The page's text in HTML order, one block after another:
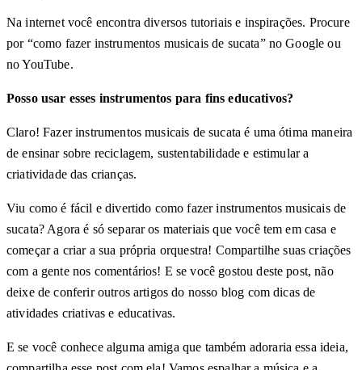
Na internet você encontra diversos tutoriais e inspirações. Procure
por “como fazer instrumentos musicais de sucata” no Google ou
no YouTube.
Posso usar esses instrumentos para fins educativos?
Claro! Fazer instrumentos musicais de sucata é uma ótima maneira
de ensinar sobre reciclagem, sustentabilidade e estimular a
criatividade das crianças.
Viu como é fácil e divertido como fazer instrumentos musicais de
sucata? Agora é só separar os materiais que você tem em casa e
começar a criar a sua própria orquestra! Compartilhe suas criações
com a gente nos comentários! E se você gostou deste post, não
deixe de conferir outros artigos do nosso blog com dicas de
atividades criativas e educativas.
E se você conhece alguma amiga que também adoraria essa ideia,